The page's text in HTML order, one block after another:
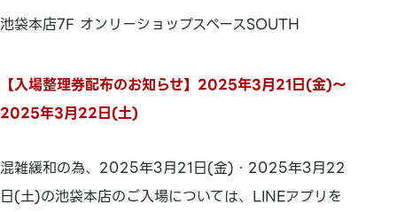
池袋本店7F オンリーショップスペースSOUTH
【入場整理券配布のお知らせ】2025年3月21日(金)～
2025年3月22日(土)
混雑緩和の為、2025年3月21日(金)・2025年3月22
日(土)の池袋本店のご入場については、LINEアプリを